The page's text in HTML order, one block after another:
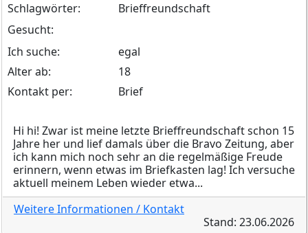
Schlagwörter:
Brieffreundschaft
Gesucht:
Ich suche:
egal
Alter ab:
18
Kontakt per:
Brief
Hi hi! Zwar ist meine letzte Brieffreundschaft schon 15
Jahre her und lief damals über die Bravo Zeitung, aber
ich kann mich noch sehr an die regelmäßige Freude
erinnern, wenn etwas im Briefkasten lag! Ich versuche
aktuell meinem Leben wieder etwa...
Weitere Informationen / Kontakt
Stand: 23.06.2026